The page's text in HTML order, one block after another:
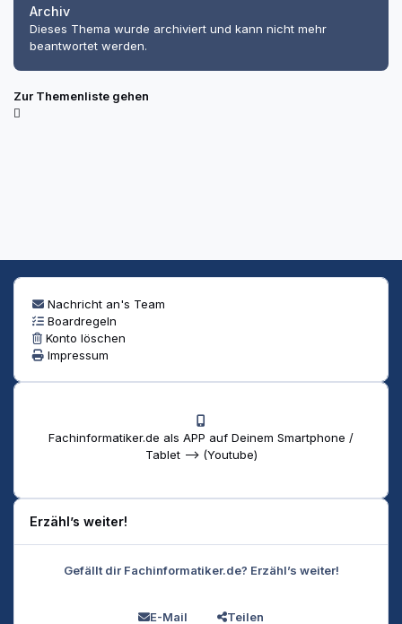
Archiv
Dieses Thema wurde archiviert und kann nicht mehr
beantwortet werden.
Zur Themenliste gehen
Nachricht an's Team
Boardregeln
Konto löschen
Impressum
Fachinformatiker.de als APP auf Deinem Smartphone /
Tablet --> (Youtube)
Erzähl’s weiter!
Gefällt dir Fachinformatiker.de? Erzähl’s weiter!
E-Mail Teilen